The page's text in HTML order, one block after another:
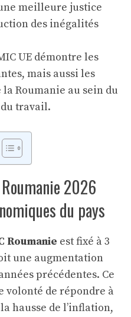
meilleure justice
des inégalités
UE démontre les
mais aussi les
Roumanie au sein du
travail.
2026
du pays
Roumanie est fixé à 3
une augmentation
précédentes. Ce
volonté de répondre à
hausse de l’inflation,